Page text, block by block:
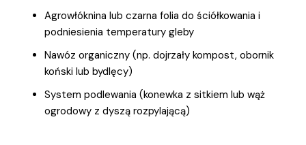
Agrowłóknina lub czarna folia do ściółkowania i
podniesienia temperatury gleby
Nawóz organiczny (np. dojrzały kompost, obornik
koński lub bydlęcy)
System podlewania (konewka z sitkiem lub wąż
ogrodowy z dyszą rozpylającą)